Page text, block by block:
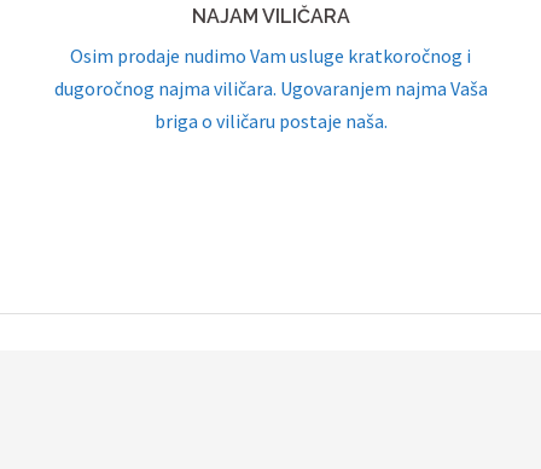
NAJAM VILIČARA
Osim prodaje nudimo Vam usluge kratkoročnog i
dugoročnog najma viličara. Ugovaranjem najma Vaša
briga o viličaru postaje naša.